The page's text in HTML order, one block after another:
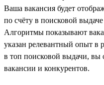
Ваша вакансия будет
по счёту в поисковой
Алгоритмы показывают
указан релевантный опыт в
в топ поисковой выдачи, вы
вакансии и конкурентов.